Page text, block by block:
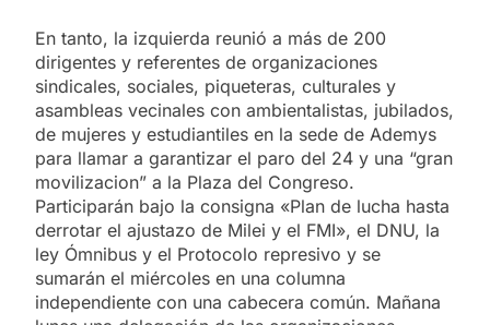
En tanto, la izquierda reunió a más de 200
dirigentes y referentes de organizaciones
sindicales, sociales, piqueteras, culturales y
asambleas vecinales con ambientalistas, jubilados,
de mujeres y estudiantiles en la sede de Ademys
para llamar a garantizar el paro del 24 y una “gran
movilizacion” a la Plaza del Congreso.
Participarán bajo la consigna «Plan de lucha hasta
derrotar el ajustazo de Milei y el FMI», el DNU, la
ley Ómnibus y el Protocolo represivo y se
sumarán el miércoles en una columna
independiente con una cabecera común. Mañana